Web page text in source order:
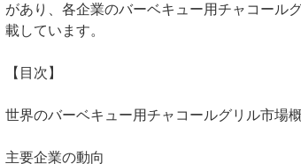
があり、各企業のバーベキュー用チャコール
載しています。
【目次】
世界のバーベキュー用チャコールグリル市
主要企業の動向